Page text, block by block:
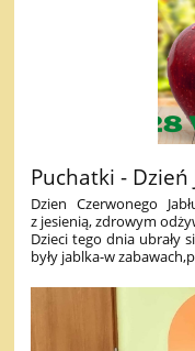
Puchatki - Dzień
Dzien Czerwonego
z jesienią, zdrowym
Dzieci tego dnia ubrały
były jablka-w